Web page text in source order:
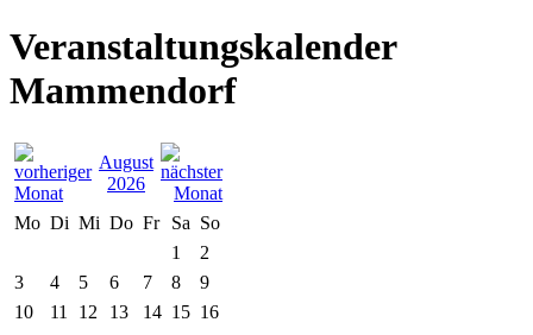
Veranstaltungskalender
Mammendorf
August
2026
Mo Di Mi Do Fr Sa So
1
2
3
4 5 6 7 8
9
10
11 12 13 14 15 16